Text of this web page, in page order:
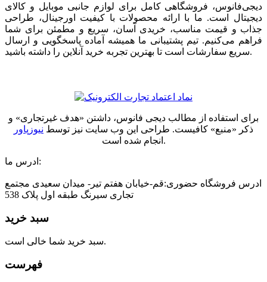
دیجی‌فانوس، فروشگاهی کامل برای لوازم جانبی موبایل و کالای
دیجیتال است. ما با ارائه محصولات با کیفیت اورجینال، طراحی
جذاب و قیمت مناسب، خریدی آسان، سریع و مطمئن برای شما
فراهم می‌کنیم. تیم پشتیبانی ما همیشه آماده پاسخگویی و ارسال
سریع سفارشات است تا بهترین تجربه خرید آنلاین را داشته باشید.
برای استفاده از مطالب دیجی فانوس، داشتن «هدف غیرتجاری» و
ذکر «منبع» کافیست. طراحی این وب سایت نیز توسط نیوزپاور
انجام شده است.
ادرس ما:
ادرس فروشگاه حضوری:قم-خیابان هفتم تیر- میدان سعیدی مجتمع
تجاری سیرنگ طبقه اول پلاک 538
سبد خرید
سبد خرید شما خالی است.
فهرست